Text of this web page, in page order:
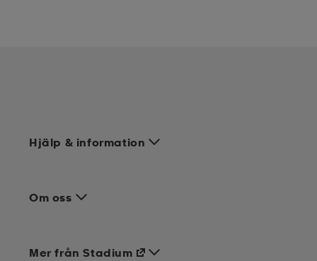
Hjälp & information
Om oss
Mer från Stadium